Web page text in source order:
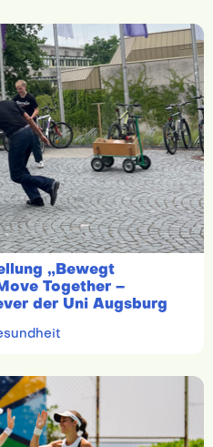
„Bewegt
Together –
der Uni Augsburg